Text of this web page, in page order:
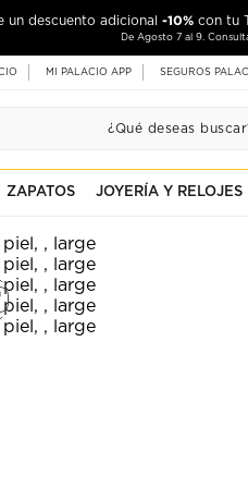
un descuento adicional -10% con tu
De Agosto 7 al 9.
MI PALACIO APP SEGUROS
ZAPATOS JOYERÍA Y RELOJES